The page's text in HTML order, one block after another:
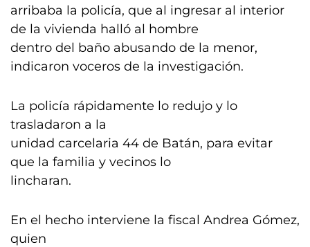
arribaba la policía, que al ingresar al interior
de la vivienda halló al hombre
dentro del baño abusando de la menor,
indicaron voceros de la investigación.
La policía rápidamente lo redujo y lo
trasladaron a la
unidad carcelaria 44 de Batán, para evitar
que la familia y vecinos lo
lincharan.
En el hecho interviene la fiscal Andrea Gómez,
quien